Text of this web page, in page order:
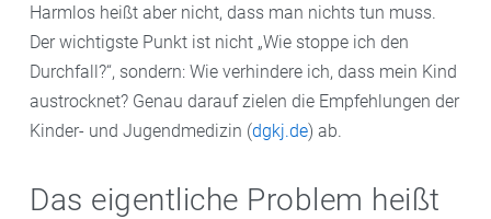
Harmlos heißt aber nicht, dass man nichts tun muss.
Der wichtigste Punkt ist nicht „Wie stoppe ich den
Durchfall?“, sondern: Wie verhindere ich, dass mein Kind
austrocknet? Genau darauf zielen die Empfehlungen der
Kinder- und Jugendmedizin (dgkj.de) ab.
Das eigentliche Problem heißt